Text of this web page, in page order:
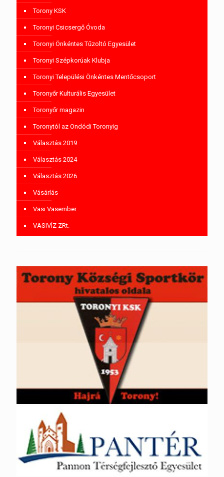
Torony KSK
Toronyi Csicsergő Óvoda
Toronyi Önkéntes Tűzoltó Egyesület
Toronyi Szépkorúak Klubja
Toronyi Települési Önkéntes Mentőcsoport
Toronyőr Kulturális Egyesület
Toronyőr magazin
Toronytól az Ondódi Toronyig
Választás 2019
Választás 2024
Választás 2026
Vásárlás
Vasi Vasember
VASIVÍZ ZRt.